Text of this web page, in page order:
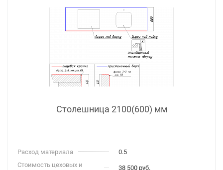
Столешница 2100(600) мм
Расход материала
0.5
Стоимость цеховых и
38 500 руб.